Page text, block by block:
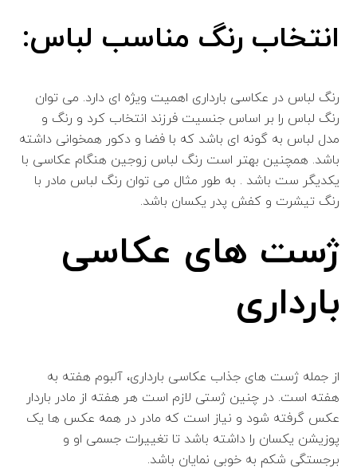
انتخاب رنگ مناسب لباس:
رنگ لباس در عکاسی بارداری اهمیت ویژه ای دارد. می توان
رنگ لباس را بر اساس جنسیت فرزند انتخاب کرد و رنگ و
مدل لباس به گونه ای باشد که با فضا و دکور همخوانی داشته
باشد. همچنین بهتر است رنگ لباس زوجین هنگام عکاسی با
یکدیگر ست باشد . به طور مثال می توان رنگ لباس مادر با
رنگ تیشرت و کفش پدر یکسان باشد.
ژست های عکاسی
بارداری
از جمله ژست های جذاب عکاسی بارداری، آلبوم هفته به
هفته است. در چنین ژستی لازم است هر هفته از مادر باردار
عکس گرفته شود و نیاز است که مادر در همه عکس ها یک
پوزیشن یکسان را داشته باشد تا تغییرات جسمی او و
برجستگی شکم به خوبی نمایان باشد.